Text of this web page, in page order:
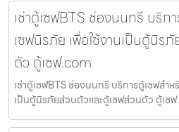
เช่าตู้เซฟBTS ช่องนนทรี บริก
เซฟนิรภัย เพื่อใช้งานเป็นตู้นิร
ตัว ตู้เซฟ.com
เช่าตู้เซฟBTS ช่องนนทรี บริการตู้เซฟสำห
เป็นตู้นิรภัยส่วนตัวและตู้เซฟส่วนตัว ตู้เซ